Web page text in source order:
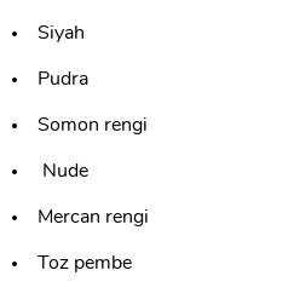
Siyah
Pudra
Somon rengi
Nude
Mercan rengi
Toz pembe